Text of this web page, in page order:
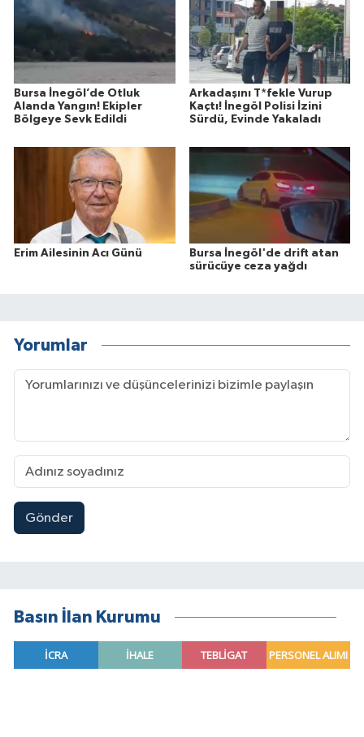
Bursa İnegöl’de Otluk
Alanda Yangın! Ekipler
Bölgeye Sevk Edildi
Arkadaşını T*fekle Vurup
Kaçtı! İnegöl Polisi İzini
Sürdü, Evinde Yakaladı
Erim Ailesinin Acı Günü
Bursa İnegöl'de drift atan
sürücüye ceza yağdı
Yorumlar
Gönder
Basın İlan Kurumu